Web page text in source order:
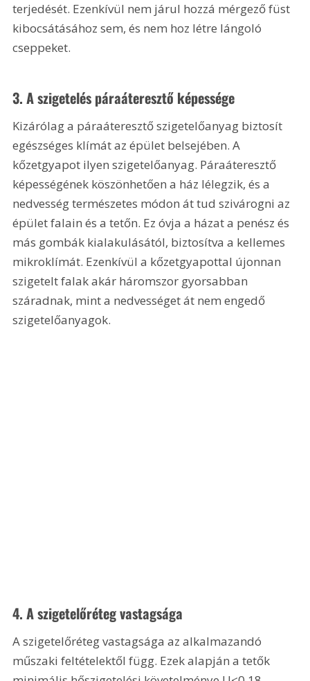
terjedését. Ezenkívül nem járul hozzá mérgező füst
kibocsátásához sem, és nem hoz létre lángoló
cseppeket.
3. A szigetelés páraáteresztő képessége
Kizárólag a páraáteresztő szigetelőanyag biztosít
egészséges klímát az épület belsejében. A
kőzetgyapot ilyen szigetelőanyag. Páraáteresztő
képességének köszönhetően a ház lélegzik, és a
nedvesség természetes módon át tud szivárogni az
épület falain és a tetőn. Ez óvja a házat a penész és
más gombák kialakulásától, biztosítva a kellemes
mikroklímát. Ezenkívül a kőzetgyapottal újonnan
szigetelt falak akár háromszor gyorsabban
száradnak, mint a nedvességet át nem engedő
szigetelőanyagok.
4. A szigetelőréteg vastagsága
A szigetelőréteg vastagsága az alkalmazandó
műszaki feltételektől függ. Ezek alapján a tetők